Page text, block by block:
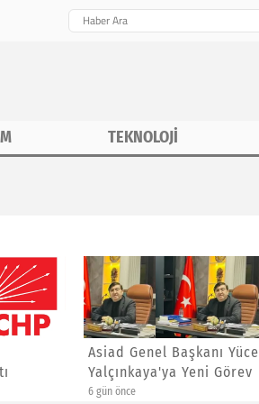
TEKNOLOJİ
Asiad Genel Başkanı Yücel
Yalçınkaya'ya Yeni Görev
6 gün önce